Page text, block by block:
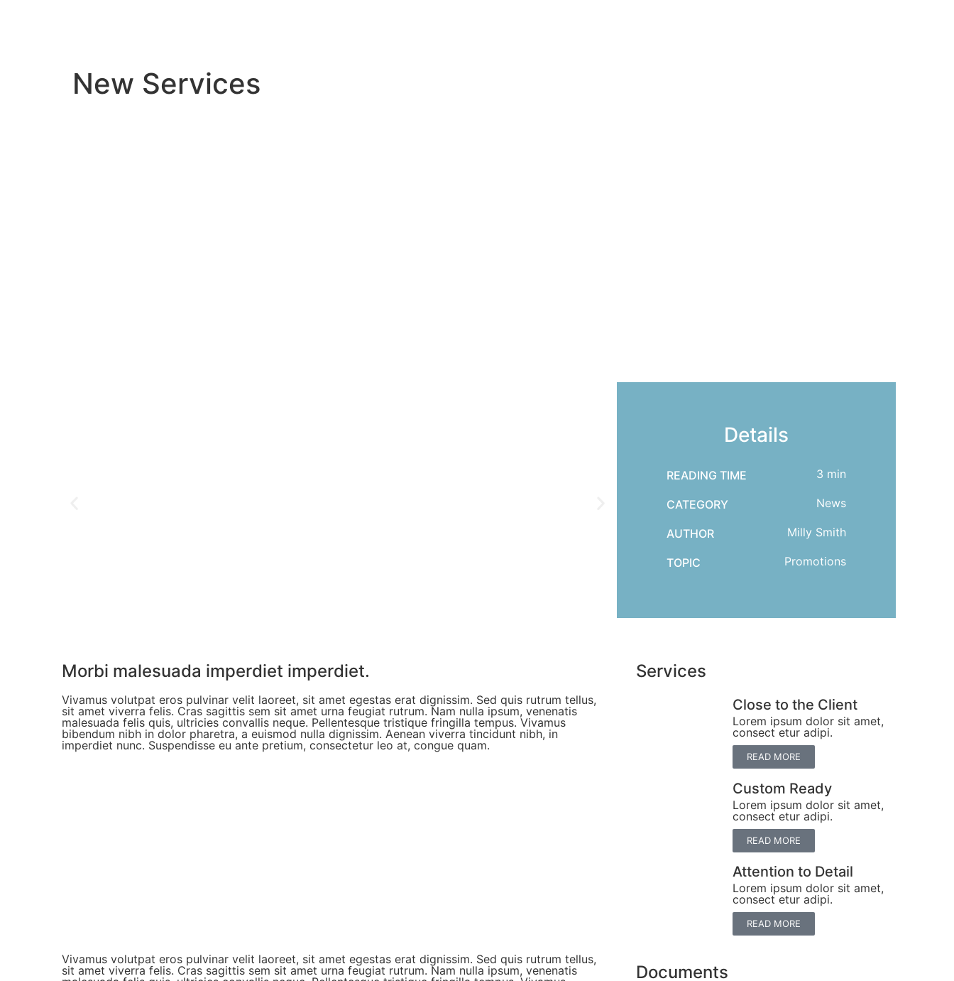
New Services
Details
READING TIME 3 min
CATEGORY News
AUTHOR Milly Smith
TOPIC Promotions
Morbi malesuada imperdiet imperdiet.
Vivamus volutpat eros pulvinar velit laoreet, sit amet egestas erat dignissim. Sed quis rutrum tellus,
sit amet viverra felis. Cras sagittis sem sit amet urna feugiat rutrum. Nam nulla ipsum, venenatis
malesuada felis quis, ultricies convallis neque. Pellentesque tristique fringilla tempus. Vivamus
bibendum nibh in dolor pharetra, a euismod nulla dignissim. Aenean viverra tincidunt nibh, in
imperdiet nunc. Suspendisse eu ante pretium, consectetur leo at, congue quam.
Vivamus volutpat eros pulvinar velit laoreet, sit amet egestas erat dignissim. Sed quis rutrum tellus,
sit amet viverra felis. Cras sagittis sem sit amet urna feugiat rutrum. Nam nulla ipsum, venenatis
Services
Close to the Client
Lorem ipsum dolor sit amet,
consect etur adipi.
READ MORE
Custom Ready
Lorem ipsum dolor sit amet,
consect etur adipi.
READ MORE
Attention to Detail
Lorem ipsum dolor sit amet,
consect etur adipi.
READ MORE
Documents